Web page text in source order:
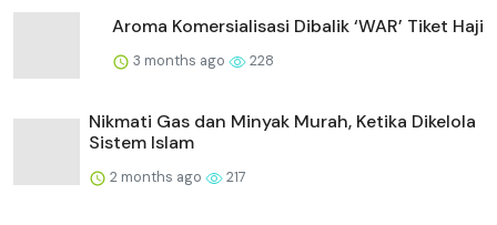
Aroma Komersialisasi Dibalik ‘WAR’ Tiket Haji
3 months ago 228
Nikmati Gas dan Minyak Murah, Ketika Dikelola
Sistem Islam
2 months ago 217